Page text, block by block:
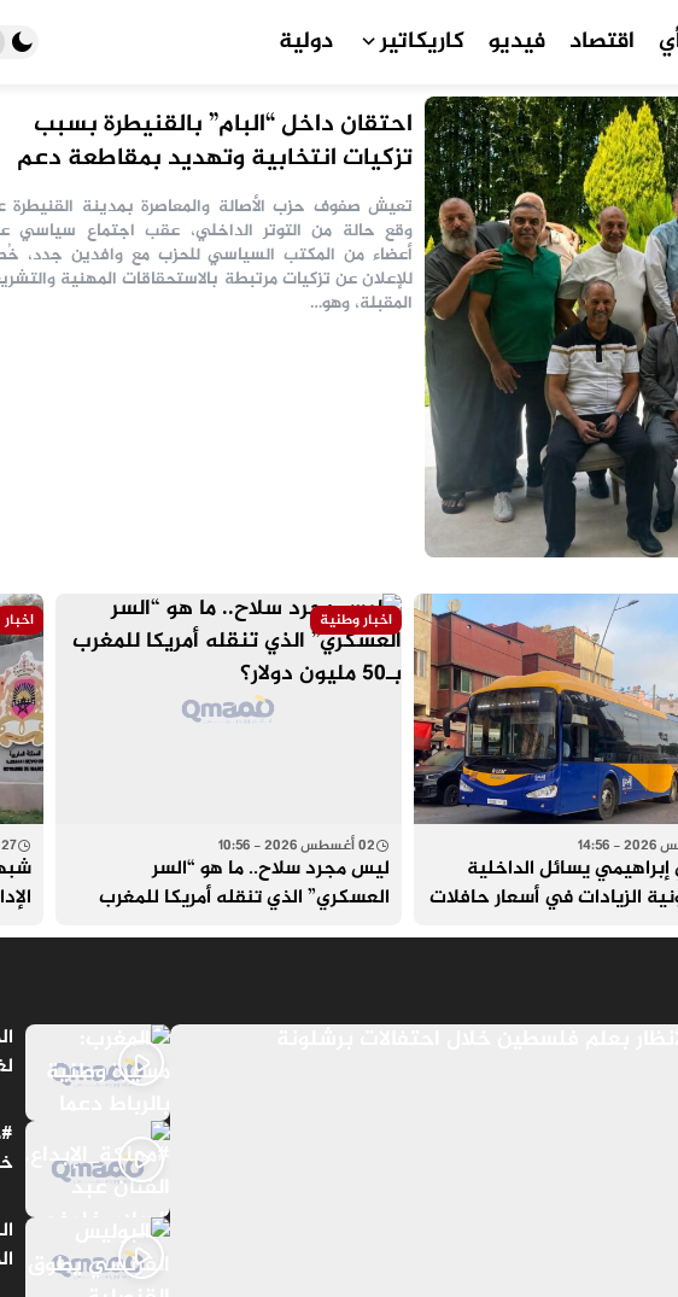
اقتصاد فيديو كاريكاتير دولية
احتقان داخل “البام” بالقنيطرة بسبب
تزكيات انتخابية وتهديد بمقاطعة دعم
مرشح الحزب
تعيش صفوف حزب الأصالة والمعاصرة بمدينة القنيطرة
وقع حالة من التوتر الداخلي، عقب اجتماع سياسي
أعضاء من المكتب السياسي للحزب مع وافدين جدد،
للإعلان عن تزكيات مرتبطة بالاستحقاقات المهنية
المقبلة، وهو…
إبراهيمي يسائل الداخلية
الزيادات في أسعار حافلات
اخبار وطنية
02 أغسطس 2026 - 10:56
ليس مجرد سلاح.. ما هو “السر
العسكري” الذي تنقله أمريكا للمغرب
اخبار
27 يوليو 2026 - 13:52